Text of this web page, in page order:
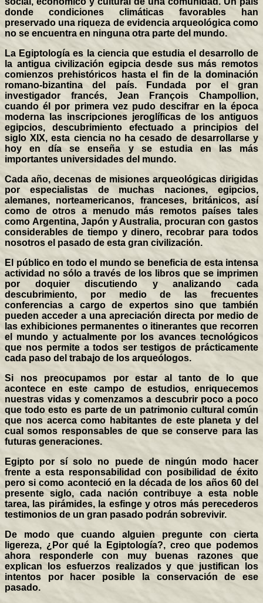
donde condiciones climáticas favorables han
preservado una riqueza de evidencia arqueológica como
no se encuentra en ninguna otra parte del mundo.
La Egiptología es la ciencia que estudia el desarrollo de
la antigua civilización egipcia desde sus más remotos
comienzos prehistóricos hasta el fin de la dominación
romano-bizantina del país. Fundada por el gran
investigador francés, Jean François Champollion,
cuando él por primera vez pudo descifrar en la época
moderna las inscripciones jeroglíficas de los antiguos
egipcios, descubrimiento efectuado a principios del
siglo XIX, esta ciencia no ha cesado de desarrollarse y
hoy en día se enseña y se estudia en las más
importantes universidades del mundo.
Cada año, decenas de misiones arqueológicas dirigidas
por especialistas de muchas naciones, egipcios,
alemanes, norteamericanos, franceses, británicos, así
como de otros a menudo más remotos países tales
como Argentina, Japón y Australia, procuran con gastos
considerables de tiempo y dinero, recobrar para todos
nosotros el pasado de esta gran civilización.
El público en todo el mundo se beneficia de esta intensa
actividad no sólo a través de los libros que se imprimen
por doquier discutiendo y analizando cada
descubrimiento, por medio de las frecuentes
conferencias a cargo de expertos sino que también
pueden acceder a una apreciación directa por medio de
las exhibiciones permanentes o itinerantes que recorren
el mundo y actualmente por los avances tecnológicos
que nos permite a todos ser testigos de prácticamente
cada paso del trabajo de los arqueólogos.
Si nos preocupamos por estar al tanto de lo que
acontece en este campo de estudios, enriquecemos
nuestras vidas y comenzamos a descubrir poco a poco
que todo esto es parte de un patrimonio cultural común
que nos acerca como habitantes de este planeta y del
cual somos responsables de que se conserve para las
futuras generaciones.
Egipto por sí solo no puede de ningún modo hacer
frente a esta responsabilidad con posibilidad de éxito
pero si como aconteció en la década de los años 60 del
presente siglo, cada nación contribuye a esta noble
tarea, las pirámides, la esfinge y otros más perecederos
testimonios de un gran pasado podrán sobrevivir.
De modo que cuando alguien pregunte con cierta
ligereza, ¿Por qué la Egiptología?, creo que podemos
ahora responderle con muy buenas razones que
explican los esfuerzos realizados y que justifican los
intentos por hacer posible la conservación de ese
pasado.